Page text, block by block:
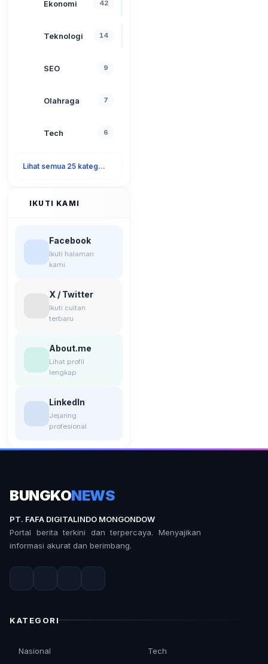
Ekonomi 42
Teknologi 14
SEO 9
Olahraga 7
Tech 6
Lihat semua 25 kategori
IKUTI KAMI
Facebook
Ikuti halaman
kami
X / Twitter
Ikuti cuitan
terbaru
About.me
Lihat profil
lengkap
LinkedIn
Jejaring
profesional
BUNGKONEWS
PT. FAFA DIGITALINDO MONGONDOW
Portal berita terkini dan terpercaya. Menyajikan
informasi akurat dan berimbang.
KATEGORI
Nasional Tech